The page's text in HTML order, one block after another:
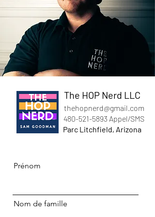
The HOP Nerd LLC
thehopnerd@gmail.com
480-521-5893 Appel/SMS
Parc Litchfield, Arizona
Prénom
Nom de famille